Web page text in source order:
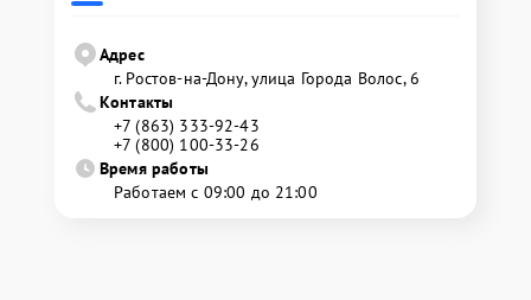
Адрес
г. Ростов-на-Дону, улица Города Волос, 6
Контакты
+7 (863) 333-92-43
+7 (800) 100-33-26
Время работы
Работаем с 09:00 до 21:00